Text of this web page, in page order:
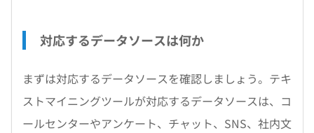
対応するデータソースは何か
まずは対応するデータソースを確認しましょう。テキ
ストマイニングツールが対応するデータソースは、コ
ールセンターやアンケート、チャット、SNS、社内文